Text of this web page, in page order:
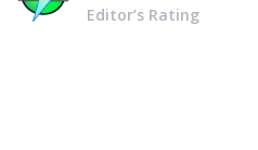
Editor’s Rating